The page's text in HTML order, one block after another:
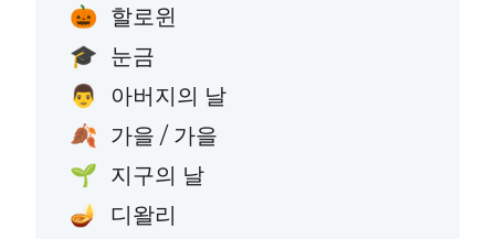
🎃 할로윈
🎓 눈금
👨 아버지의 날
🍂 가을 / 가을
🌱 지구의 날
🪔 디왈리